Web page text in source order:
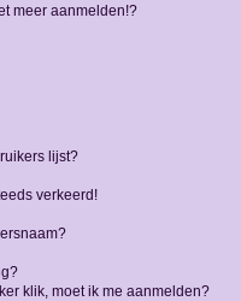
meer aanmelden!?
lijst?
verkeerd!
klik, moet ik me aanmelden?